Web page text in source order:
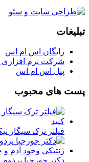
تبلیغات
رایگان اس ام اس
شرکت نرم افزاری
پنل اس ام اس
پست های محبوب
فیلتر ترک سیگار
دکتر جورجیا